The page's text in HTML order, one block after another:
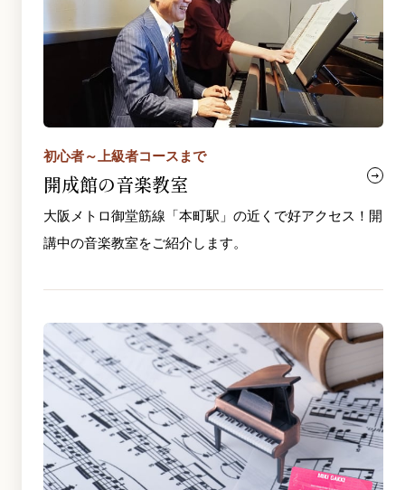
初心者～上級者コースまで
開成館の音楽教室
大阪メトロ御堂筋線「本町駅」の近くで好アクセス！開
講中の音楽教室をご紹介します。